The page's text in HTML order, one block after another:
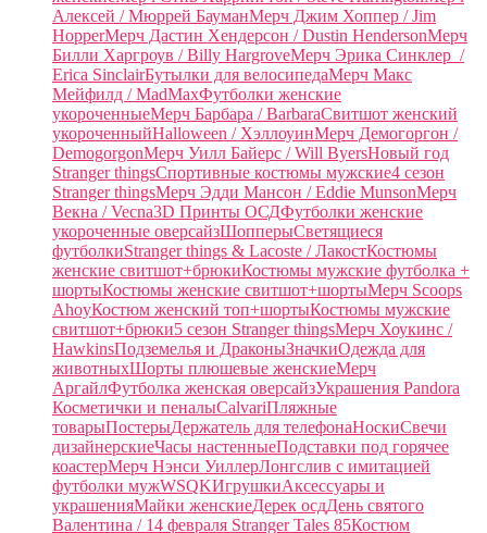
Алексей / Мюррей БауманМерч Джим Хоппер / Jim
HopperМерч Дастин Хендерсон / Dustin HendersonМерч
Билли Харгроув / Billy HargroveМерч Эрика Синклер /
Erica SinclairБутылки для велосипедаМерч Макс
Мейфилд / MadMaxФутболки женские
укороченныеМерч Барбара / BarbaraСвитшот женский
укороченныйHalloween / ХэллоуинМерч Демогоргон /
DemogorgonМерч Уилл Байерс / Will ByersНовый год
Stranger thingsСпортивные костюмы мужские4 сезон
Stranger thingsМерч Эдди Мансон / Eddie MunsonМерч
Векна / Vecna3D Принты ОСДФутболки женские
укороченные оверсайзШопперыСветящиеся
футболкиStranger things & Lacoste / ЛакостКостюмы
женские свитшот+брюкиКостюмы мужские футболка +
шортыКостюмы женские свитшот+шортыМерч Scoops
AhoyКостюм женский топ+шортыКостюмы мужские
свитшот+брюки5 сезон Stranger thingsМерч Хоукинс /
HawkinsПодземелья и ДраконыЗначкиОдежда для
животныхШорты плюшевые женскиеМерч
АргайлФутболка женская оверсайзУкрашения Pandora
Косметички и пеналыCalvariПляжные
товарыПостерыДержатель для телефонаНоскиСвечи
дизайнерскиеЧасы настенныеПодставки под горячее
коастерМерч Нэнси УиллерЛонгслив с имитацией
футболки мужWSQKИгрушкиАксессуары и
украшенияМайки женскиеДерек осдДень святого
Валентина / 14 февраля Stranger Tales 85Костюм